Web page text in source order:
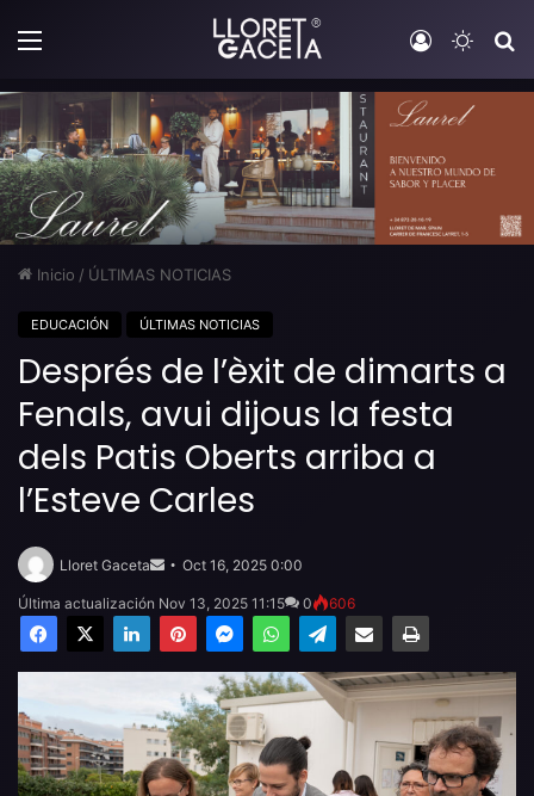
Menú Iniciar
Inicio / ÚLTIMAS NOTICIAS
EDUCACIÓN ÚLTIMAS NOTICIAS
Després de l’èxit de dimarts a
Fenals, avui dijous la festa
dels Patis Oberts arriba a
l’Esteve Carles
Lloret Gaceta
email
Oct 16, 2025 0:00
Última actualización Nov 13, 2025 11:15 0 606
Facebook
X LinkedInPinterestMessengerWhatsAppTelegramCompartir por email Imprimir